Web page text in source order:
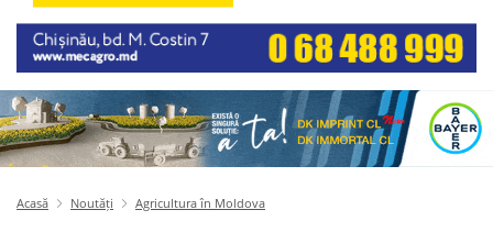
Acasă Noutăți Agricultura în Moldova